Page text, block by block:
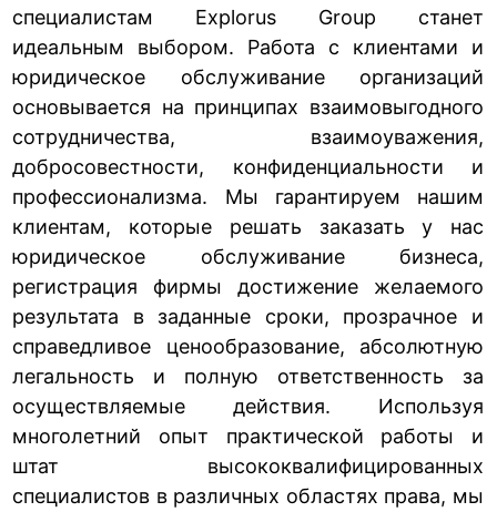
специалистам Explorus Group станет
идеальным выбором. Работа с клиентами и
юридическое обслуживание организаций
основывается на принципах взаимовыгодного
сотрудничества, взаимоуважения,
добросовестности, конфиденциальности и
профессионализма. Мы гарантируем нашим
клиентам, которые решать заказать у нас
юридическое обслуживание бизнеса,
регистрация фирмы достижение желаемого
результата в заданные сроки, прозрачное и
справедливое ценообразование, абсолютную
легальность и полную ответственность за
осуществляемые действия. Используя
многолетний опыт практической работы и
штат высококвалифицированных
специалистов в различных областях права, мы